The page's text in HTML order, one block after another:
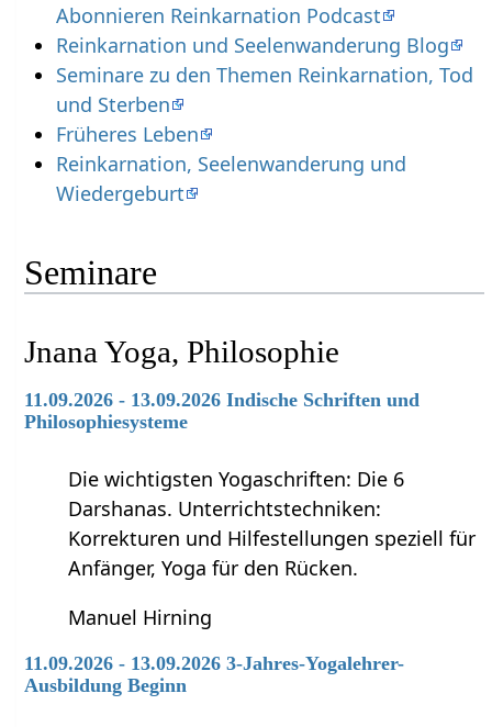
Abonnieren Reinkarnation Podcast
Reinkarnation und Seelenwanderung Blog
Seminare zu den Themen Reinkarnation, Tod
und Sterben
Früheres Leben
Reinkarnation, Seelenwanderung und
Wiedergeburt
Seminare
Jnana Yoga, Philosophie
11.09.2026 - 13.09.2026 Indische Schriften und
Philosophiesysteme
Die wichtigsten Yogaschriften: Die 6
Darshanas. Unterrichtstechniken:
Korrekturen und Hilfestellungen speziell für
Anfänger, Yoga für den Rücken.
Manuel Hirning
11.09.2026 - 13.09.2026 3-Jahres-Yogalehrer-
Ausbildung Beginn